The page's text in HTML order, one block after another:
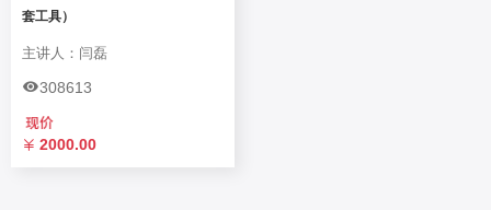
套工具）
主讲人：闫磊
308613
2000.00